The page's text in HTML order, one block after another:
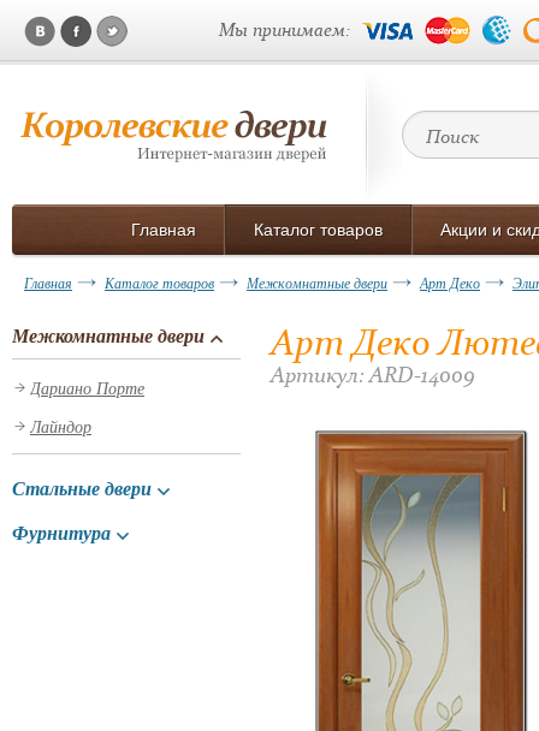
Мы принимаем:
Главная Каталог товаров Акции и
Главная Каталог товаров Межкомнатные двери Арт Деко
Межкомнатные двери
Дариано Порте
Лайндор
Стальные двери
Фурнитура
Арт Деко
Артикул: ARD-14009